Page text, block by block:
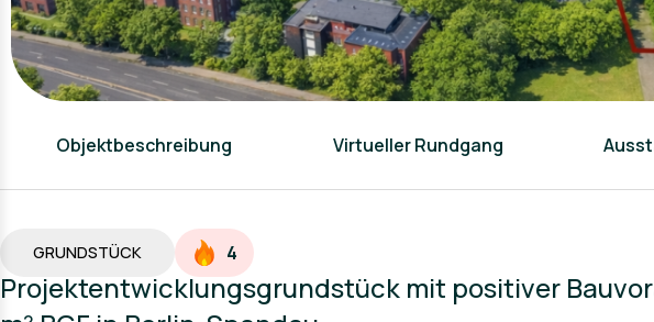
Objektbeschreibung Virtueller Rundgang
GRUNDSTÜCK 4
Projektentwicklungsgrundstück mit positiver